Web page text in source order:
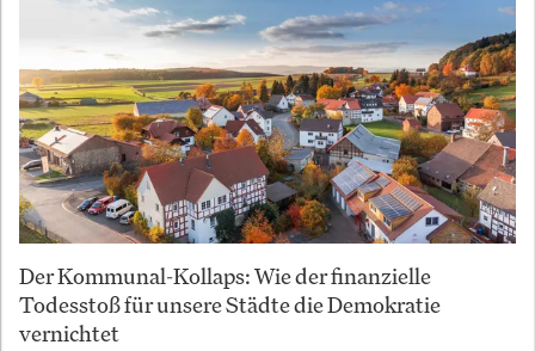
Der Kommunal-Kollaps: Wie der finanzielle
Todesstoß für unsere Städte die Demokratie
vernichtet